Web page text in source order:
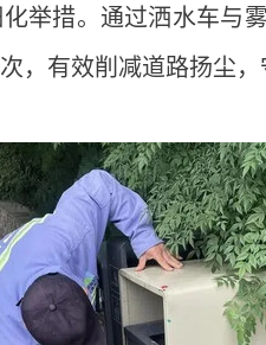
举措。通过洒水车与
，有效削减道路扬尘，